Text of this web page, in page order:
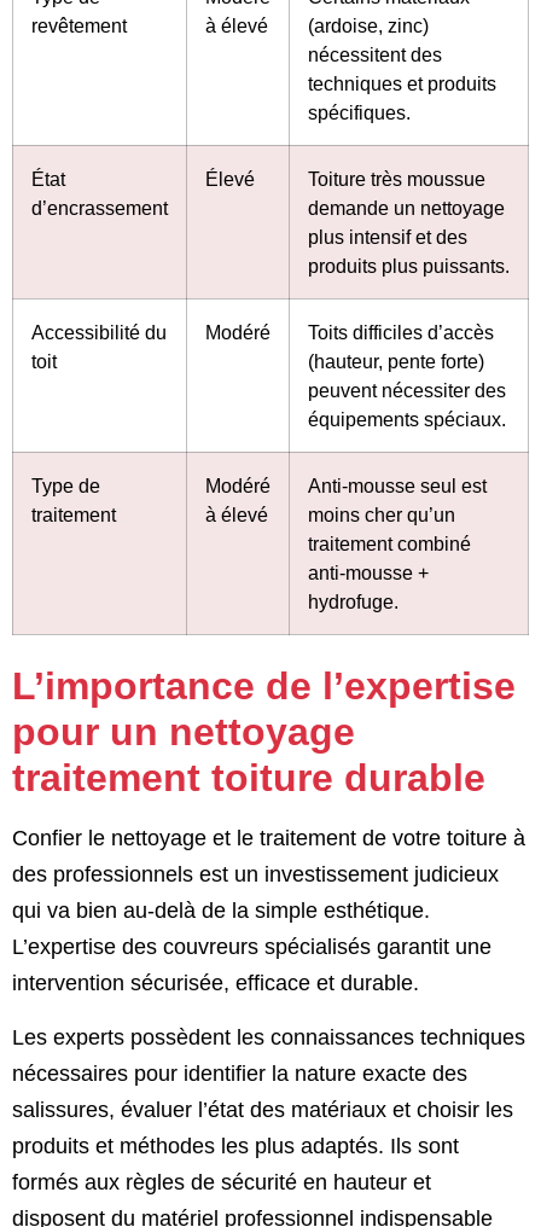
revêtement
à élevé
(ardoise, zinc)
nécessitent des
techniques et produits
spécifiques.
État
d’encrassement
Élevé
Toiture très moussue
demande un nettoyage
plus intensif et des
produits plus puissants.
Accessibilité du
toit
Modéré
Toits difficiles d’accès
(hauteur, pente forte)
peuvent nécessiter des
équipements spéciaux.
Type de
traitement
Modéré
à élevé
Anti-mousse seul est
moins cher qu’un
traitement combiné
anti-mousse +
hydrofuge.
L’importance de l’expertise
pour un nettoyage
traitement toiture durable
Confier le nettoyage et le traitement de votre toiture à
des professionnels est un investissement judicieux
qui va bien au-delà de la simple esthétique.
L’expertise des couvreurs spécialisés garantit une
intervention sécurisée, efficace et durable.
Les experts possèdent les connaissances techniques
nécessaires pour identifier la nature exacte des
salissures, évaluer l’état des matériaux et choisir les
produits et méthodes les plus adaptés. Ils sont
formés aux règles de sécurité en hauteur et
disposent du matériel professionnel indispensable